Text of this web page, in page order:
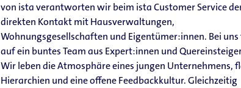
von ista verantworten wir beim ista Customer Service
direkten Kontakt mit Hausverwaltungen,
Wohnungsgesellschaften und Eigentümer:innen. Bei
auf ein buntes Team aus Expert:innen und
Wir leben die Atmosphäre eines jungen Unternehmens,
Hierarchien und eine offene Feedbackkultur. Gleichzeitig